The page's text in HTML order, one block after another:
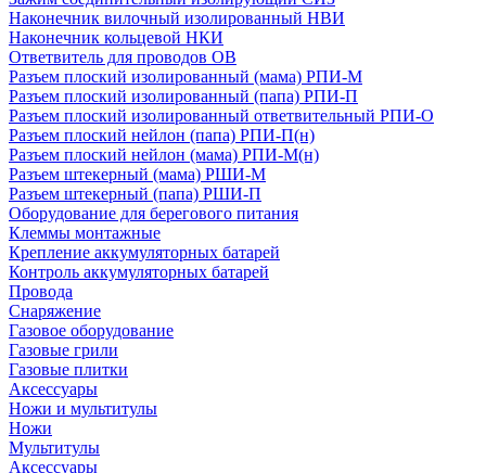
Наконечник вилочный изолированный НВИ
Наконечник кольцевой НКИ
Ответвитель для проводов ОВ
Разъем плоский изолированный (мама) РПИ-М
Разъем плоский изолированный (папа) РПИ-П
Разъем плоский изолированный ответвительный РПИ-О
Разъем плоский нейлон (папа) РПИ-П(н)
Разъем плоский нейлон (мама) РПИ-М(н)
Разъем штекерный (мама) РШИ-М
Разъем штекерный (папа) РШИ-П
Оборудование для берегового питания
Клеммы монтажные
Крепление аккумуляторных батарей
Контроль аккумуляторных батарей
Провода
Снаряжение
Газовое оборудование
Газовые грили
Газовые плитки
Аксессуары
Ножи и мультитулы
Ножи
Мультитулы
Аксессуары